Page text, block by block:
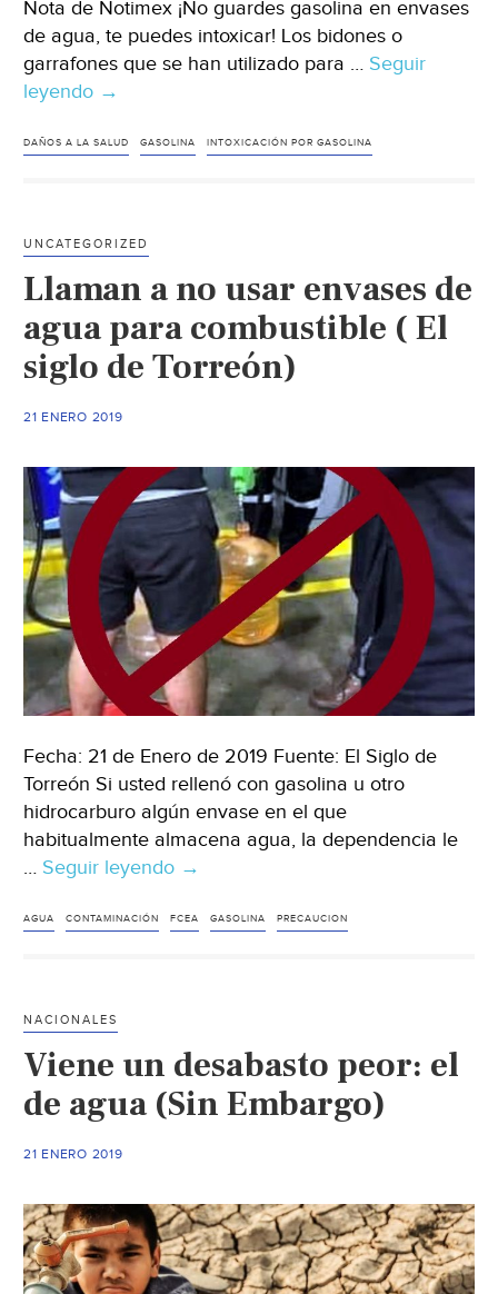
Nota de Notimex ¡No guardes gasolina en envases
de agua, te puedes intoxicar! Los bidones o
garrafones que se han utilizado para … Seguir
leyendo No
gasolina
agua
(Noticieros
→
DAÑOS A LA SALUD GASOLINA INTOXICACIÓN POR GASOLINA
UNCATEGORIZED
Llaman a no usar envases de
agua para combustible ( El
siglo de Torreón)
21 ENERO 2019
Fecha: 21 de Enero de 2019 Fuente: El Siglo de
Torreón Si usted rellenó con gasolina u otro
hidrocarburo algún envase en el que
habitualmente almacena agua, la dependencia le
… Seguir leyendo Llaman
no
para
combustible
(
de
Torreón)
→
AGUA CONTAMINACIÓN FCEA GASOLINA PRECAUCION
NACIONALES
Viene un desabasto peor: el
de agua (Sin Embargo)
21 ENERO 2019